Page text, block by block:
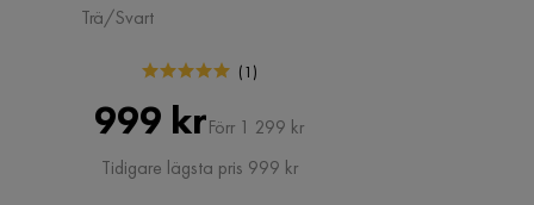
Trä/Svart
(1 )
Pris
999 krOriginal
Pris
Förr 1 299 kr
Tidigare lägsta pris 999 kr